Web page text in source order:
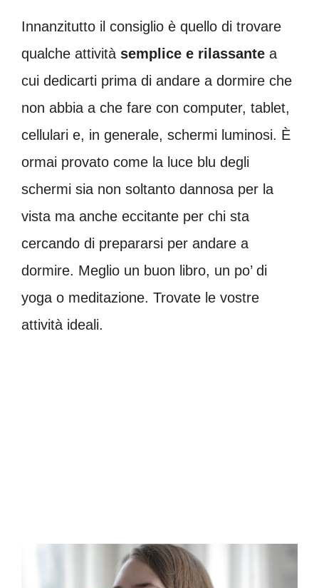
Innanzitutto il consiglio è quello di trovare
qualche attività semplice e rilassante a
cui dedicarti prima di andare a dormire che
non abbia a che fare con computer, tablet,
cellulari e, in generale, schermi luminosi. È
ormai provato come la luce blu degli
schermi sia non soltanto dannosa per la
vista ma anche eccitante per chi sta
cercando di prepararsi per andare a
dormire. Meglio un buon libro, un po’ di
yoga o meditazione. Trovate le vostre
attività ideali.